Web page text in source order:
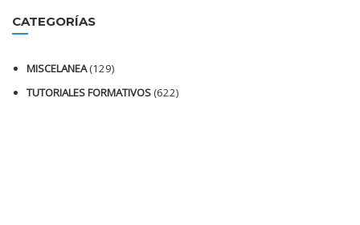
CATEGORÍAS
MISCELANEA(129)
TUTORIALES FORMATIVOS(622)